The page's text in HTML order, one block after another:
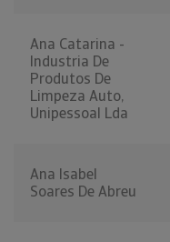
Ana Catarina -
Industria De
Produtos De
Limpeza Auto,
Unipessoal Lda
Ana Isabel
Soares De Abreu